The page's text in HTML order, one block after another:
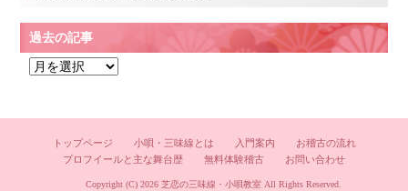
過去の記事
トップページ 小唄・三味線とは 入門案内
お稽古の流れ
プロフイールと主な舞台歴
無料体験稽古 お問い合わせ
Copyright (C) 2026 芝恋の三味線・小唄教室All Rights Reserved.